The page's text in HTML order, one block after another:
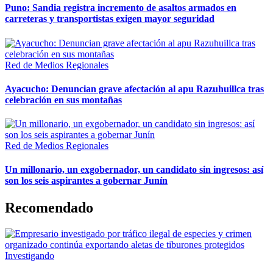
Puno: Sandia registra incremento de asaltos armados en
carreteras y transportistas exigen mayor seguridad
Red de Medios Regionales
Ayacucho: Denuncian grave afectación al apu Razuhuillca tras
celebración en sus montañas
Red de Medios Regionales
Un millonario, un exgobernador, un candidato sin ingresos: así
son los seis aspirantes a gobernar Junín
Recomendado
Investigando